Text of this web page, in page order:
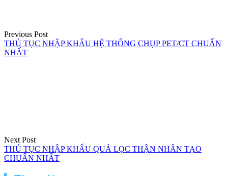
Previous Post
THỦ TỤC NHẬP KHẨU HỆ THỐNG CHỤP PET/CT CHUẨN
NHẤT
Next Post
THỦ TỤC NHẬP KHẨU QUẢ LỌC THẬN NHÂN TẠO
CHUẨN NHẤT